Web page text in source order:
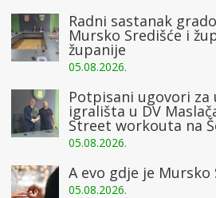
Radni sastanak
Mursko Središće i
županije
05.08.2026.
Potpisani ugovori za
igrališta u DV
Street workouta na
05.08.2026.
A evo gdje je Mursko
05.08.2026.